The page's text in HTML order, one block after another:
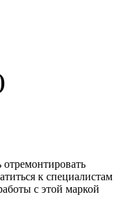
отремонтировать
к специалистам
с этой маркой